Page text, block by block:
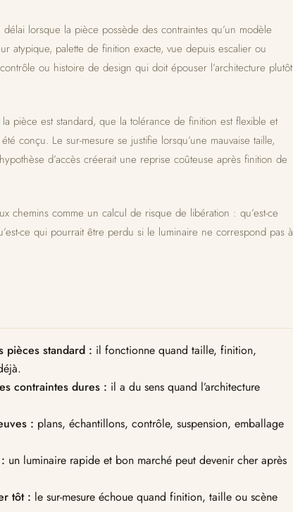
lorsque la pièce possède des contraintes qu’un modèle
atypique, palette de finition exacte, vue depuis escalier ou
ou histoire de design qui doit épouser l’architecture plutôt
pièce est standard, que la tolérance de finition est flexible et
conçu. Le sur-mesure se justifie lorsqu’une mauvaise taille,
d’accès créerait une reprise coûteuse après finition de
chemins comme un calcul de risque de libération : qu’est-ce
ce qui pourrait être perdu si le luminaire ne correspond pas à
pièces standard : il fonctionne quand taille, finition,
contraintes dures : il a du sens quand l’architecture
: plans, échantillons, contrôle, suspension, emballage
un luminaire rapide et bon marché peut devenir cher après
tôt : le sur-mesure échoue quand finition, taille ou scène